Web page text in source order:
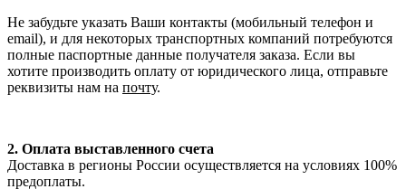
Не забудьте указать Ваши контакты (мобильный телефон и
email), и для некоторых транспортных компаний потребуются
полные паспортные данные получателя заказа. Если вы
хотите производить оплату от юридического лица, отправьте
реквизиты нам на почту.
2. Оплата выставленного счета
Доставка в регионы России осуществляется на условиях 100%
предоплаты.